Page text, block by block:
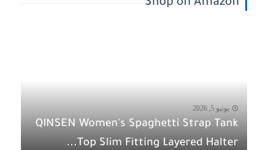
Shop on Amazon
يونيو 5, 2026
QINSEN Women's Spaghetti Strap Tank
Top Slim Fitting Layered Halter...